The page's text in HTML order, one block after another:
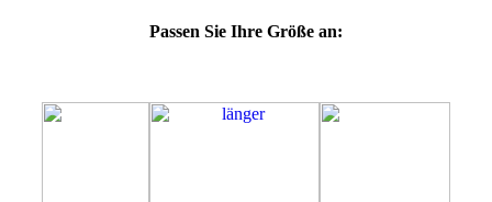
Passen Sie Ihre Größe an: